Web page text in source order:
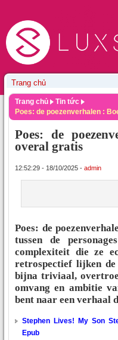
Trang chủ
Tin tức
Poes: de poezenverhalen :
Poes: de
overal gratis
12:52:29 - 18/10/2025 - admin
Poes: de
tussen de
complexiteit die ze
retrospectief lijken
bijna triviaal,
omvang en ambitie
bent naar een verhaal
Stephen Lives! My Son
Epub